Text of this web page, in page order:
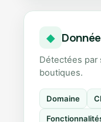
◆
Détectées par
boutiques.
Domaine